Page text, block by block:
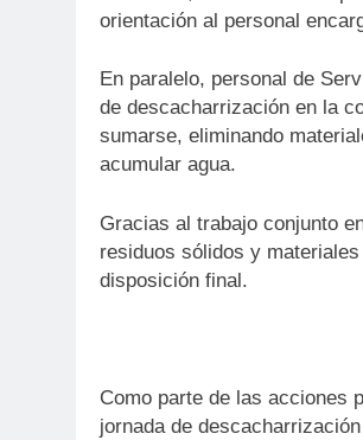
orientación al personal
En paralelo, personal de
de descacharrización en la
sumarse, eliminando
acumular agua.
Gracias al trabajo conjunto
residuos sólidos y
disposición final.
Como parte de las acciones
jornada de